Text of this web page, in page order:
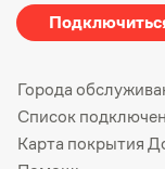
Города
Список
Карта покрытия